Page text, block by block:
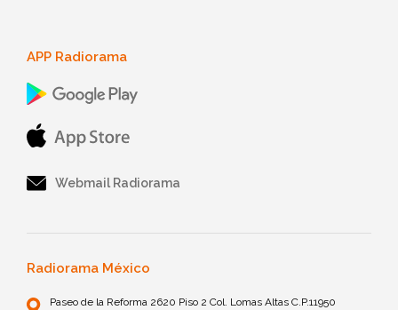
APP Radiorama
Webmail Radiorama
Radiorama México
Paseo de la Reforma 2620 Piso 2 Col. Lomas Altas C.P.11950